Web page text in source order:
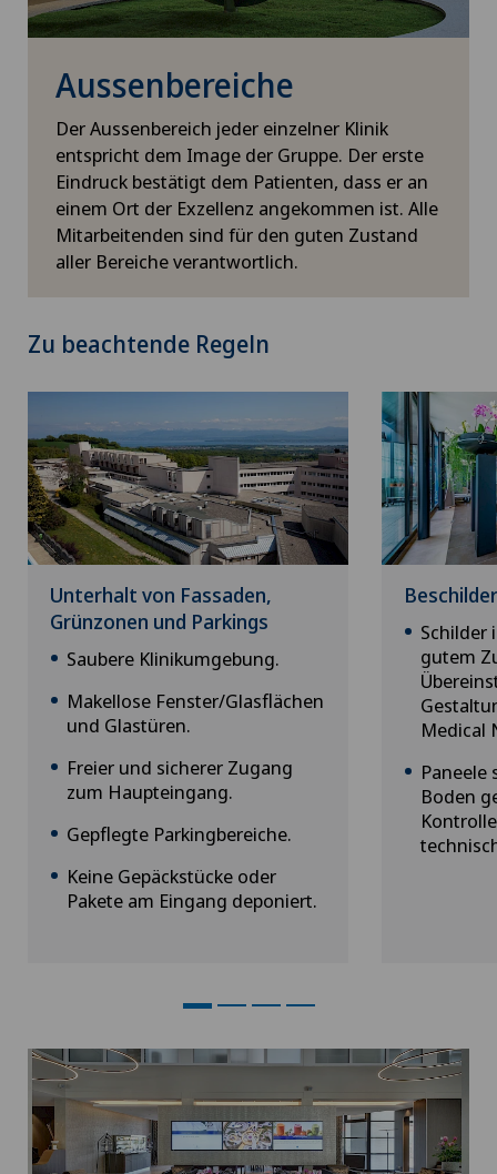
Aussenbereiche
Der Aussenbereich jeder einzelner Klinik
entspricht dem Image der Gruppe. Der erste
Eindruck bestätigt dem Patienten, dass er an
einem Ort der Exzellenz angekommen ist. Alle
Mitarbeitenden sind für den guten Zustand
aller Bereiche verantwortlich.
Zu beachtende Regeln
Unterhalt von Fassaden,
Grünzonen und Parkings
Saubere Klinikumgebung.
Makellose Fenster/Glasflächen
und Glastüren.
Freier und sicherer Zugang
zum Haupteingang.
Gepflegte Parkingbereiche.
Keine Gepäckstücke oder
Pakete am Eingang deponiert.
Schilder
gutem
Medical
Paneele
Boden